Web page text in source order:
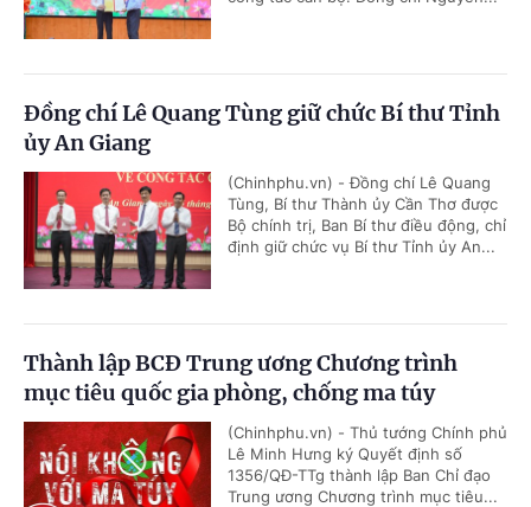
Đồng chí Lê Quang Tùng giữ chức Bí thư Tỉnh
ủy An Giang
(Chinhphu.vn) - Đồng chí Lê Quang
Tùng, Bí thư Thành ủy Cần Thơ được
Bộ chính trị, Ban Bí thư điều động, chỉ
định giữ chức vụ Bí thư Tỉnh ủy An...
Thành lập BCĐ Trung ương Chương trình
mục tiêu quốc gia phòng, chống ma túy
(Chinhphu.vn) - Thủ tướng Chính phủ
Lê Minh Hưng ký Quyết định số
1356/QĐ-TTg thành lập Ban Chỉ đạo
Trung ương Chương trình mục tiêu...